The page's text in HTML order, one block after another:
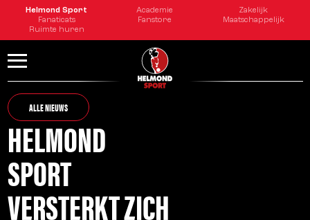
Helmond Sport Academie
Zakelijk
Fanaticats
Fanstore
Maatschappelijk
Ruimte huren
ALLE NIEUWS
HELMOND
SPORT
VERSTERKT ZICH